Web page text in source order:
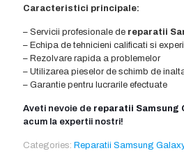
Caracteristici principale:
– Servicii profesionale de reparatii
– Echipa de tehnicieni calificati si
– Rezolvare rapida a problemelor
– Utilizarea pieselor de schimb de
– Garantie pentru lucrarile efectuate
Aveti nevoie de reparatii Samsung
acum la expertii nostri!
Categories: Reparatii Samsung